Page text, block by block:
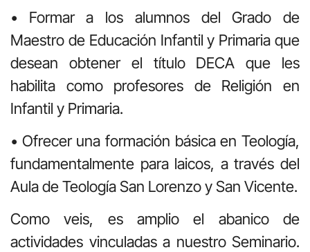
• Formar a los alumnos del Grado de
Maestro de Educación Infantil y Primaria que
desean obtener el título DECA que les
habilita como profesores de Religión en
Infantil y Primaria.
• Ofrecer una formación básica en Teología,
fundamentalmente para laicos, a través del
Aula de Teología San Lorenzo y San Vicente.
Como veis, es amplio el abanico de
actividades vinculadas a nuestro Seminario.